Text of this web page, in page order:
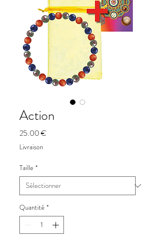
Action
25.00 €
Livraison
Taille *
Quantité *